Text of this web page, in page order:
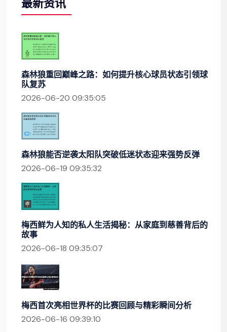
森林狼重回巅峰之路：如何提升核心球员状态引领球
队复苏
2026-06-20 09:35:05
森林狼能否逆袭太阳队突破低迷状态迎来强势反弹
2026-06-19 09:35:32
梅西鲜为人知的私人生活揭秘：从家庭到慈善背后的
故事
2026-06-18 09:35:07
梅西首次亮相世界杯的比赛回顾与精彩瞬间分析
2026-06-16 09:39:10